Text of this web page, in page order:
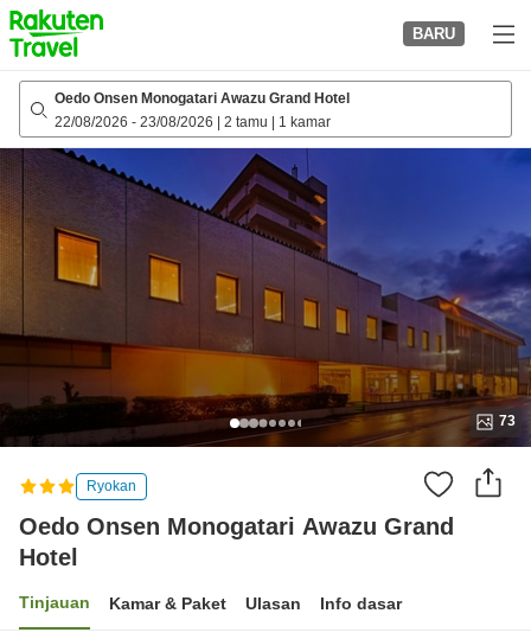
to
top
page
BARU
Oedo Onsen Monogatari Awazu Grand Hotel
22/08/2026 - 23/08/2026 2 tamu 1 kamar
73
Ryokan
Oedo Onsen Monogatari Awazu Grand
Hotel
Tinjauan Kamar & Paket Ulasan Info dasar